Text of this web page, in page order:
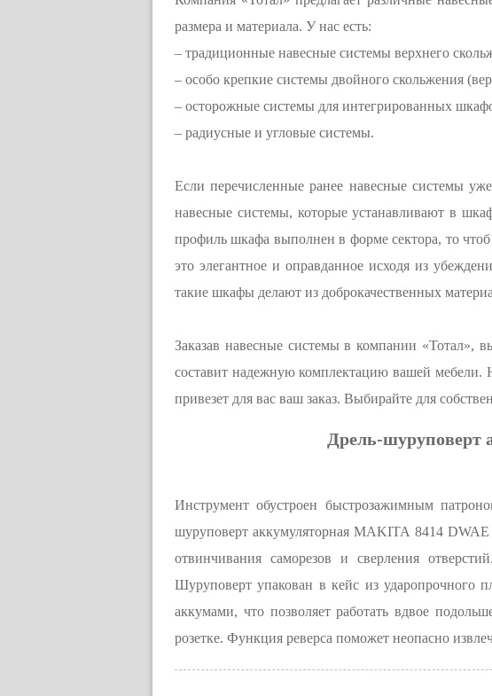
размера и материала. У нас есть:
– традиционные навесные системы верхнего
– особо крепкие системы двойного скольжения
– осторожные системы для интегрированных
– радиусные и угловые системы.
Если перечисленные ранее навесные системы
навесные системы, которые устанавливают в
профиль шкафа выполнен в форме сектора, то
это элегантное и оправданное исходя из
такие шкафы делают из доброкачественных
Заказав навесные системы в компании «Тотал»,
составит надежную комплектацию вашей мебели.
привезет для вас ваш заказ. Выбирайте для
Дрель-шуруповерт
Инструмент обустроен быстрозажимным
шуруповерт аккумуляторная MAKITA 8414 DWAE
отвинчивания саморезов и сверления
Шуруповерт упакован в кейс из ударопрочного
аккумами, что позволяет работать вдвое
розетке. Функция реверса поможет неопасно